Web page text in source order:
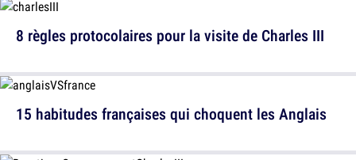
15 habitudes françaises qui choquent les Anglais
8 règles protocolaires pour la visite de Charles III